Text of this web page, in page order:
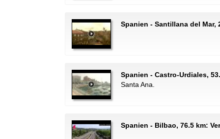
Spanien - Santillana del Mar,
Spanien - Castro-Urdiales,
Santa Ana.
Spanien - Bilbao, 76.5 km: